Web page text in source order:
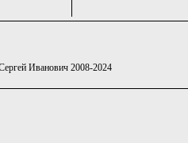
Иванович 2008-2024